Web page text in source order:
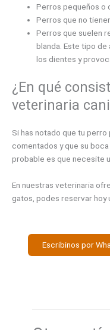
Perros pequeños o
Perros que no
Perros que suelen
blanda. Este tipo
los dientes y
¿En qué
veterinaria
Si has notado que tu
comentados y que su
probable es que necesite
En nuestras veterinaria
gatos, podes reservar hoy
Escribinos por